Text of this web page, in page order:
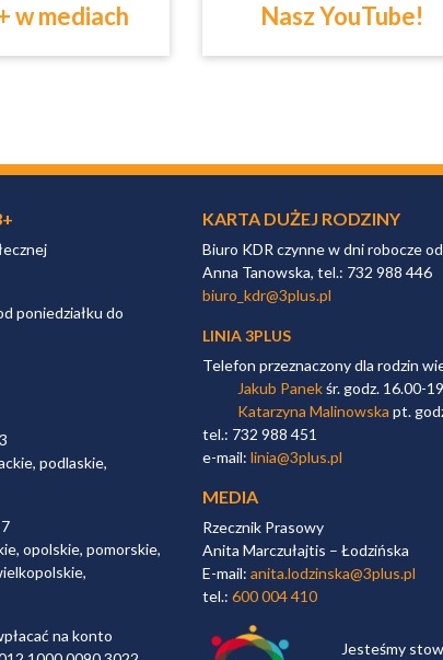
w mediach Nasz YouTube!
poniedziałku do
podlaskie,
opolskie, pomorskie,
na konto
KARTA DUŻEJ RODZINY
Biuro KDR czynne w dni robocze
Anna Tanowska, tel.: 732 988 446
biuro_kdr@3plus.pl
LINIA 3PLUS
Telefon przeznaczony dla rodzin
Jakub Panekśr. godz. 16.00-
Katarzyna Malinowska pt.
tel.: 732 988 451
e-mail: linia@3plus.pl
MEDIA
Rzecznik Prasowy
Anita Marczułajtis – Łodzińska
E-mail: anita.lodzinska@3plus.pl
tel.: 600 004 410
Jesteśmy